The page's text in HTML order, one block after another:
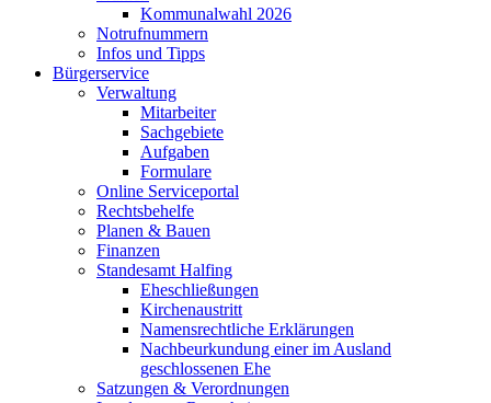
Kommunalwahl 2026
Notrufnummern
Infos und Tipps
Bürgerservice
Verwaltung
Mitarbeiter
Sachgebiete
Aufgaben
Formulare
Online Serviceportal
Rechtsbehelfe
Planen & Bauen
Finanzen
Standesamt Halfing
Eheschließungen
Kirchenaustritt
Namensrechtliche Erklärungen
Nachbeurkundung einer im Ausland
geschlossenen Ehe
Satzungen & Verordnungen